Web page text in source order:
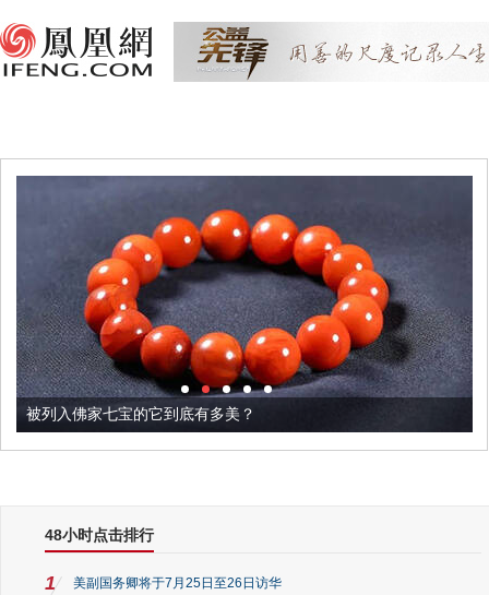
被列入佛家七宝的它到底有多美？
48小时点击排行
1 美副国务卿将于7月25日至26日访华